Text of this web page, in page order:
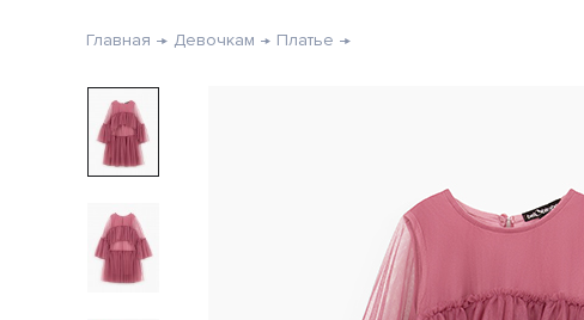
Главная Девочкам Платье